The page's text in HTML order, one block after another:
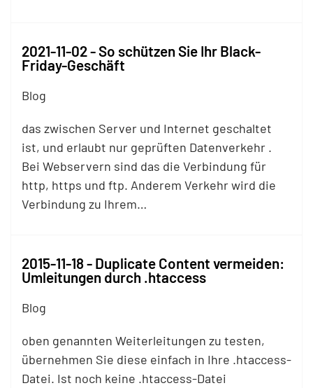
2021-11-02 - So schützen Sie Ihr Black-
Friday-Geschäft
Blog
das zwischen Server und Internet geschaltet
ist, und erlaubt nur geprüften Datenverkehr .
Bei Webservern sind das die Verbindung für
http, https und ftp. Anderem Verkehr wird die
Verbindung zu Ihrem…
2015-11-18 - Duplicate Content vermeiden:
Umleitungen durch .htaccess
Blog
oben genannten Weiterleitungen zu testen,
übernehmen Sie diese einfach in Ihre .htaccess-
Datei. Ist noch keine .htaccess-Datei